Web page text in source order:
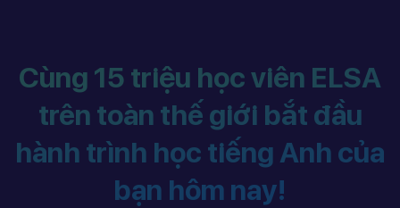
Cùng 15 triệu học viên ELSA
trên toàn thế giới bắt đầu
hành trình học tiếng Anh của
bạn hôm nay!